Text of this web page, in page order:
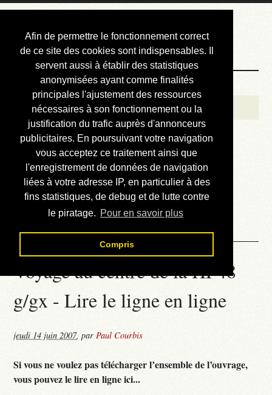
Afin de permettre le fonctionnement correct
de ce site des cookies sont indispensables. Il
servent aussi à établir des statistiques
anonymisées ayant comme finalités
principales l'ajustement des ressources
nécessaires à son fonctionnement ou la
justification du trafic auprès d'annonceurs
publicitaires. En poursuivant votre navigation
vous acceptez ce traitement ainsi que
l'enregistrement de données de navigation
liées à votre adresse IP, en particulier à des
fins statistiques, de debug et de lutte contre
le piratage. Pour en savoir plus
Compris
Courbis, « LE »
Blog Officiel
Bienvenue
Réalisations
Divers (et d’été)
Annonces
Liens externes
Téléchargement
Contact
Voyage au centre de la HP48
g/gx - Lire le ligne en ligne
jeudi 14 juin 2007,parPaul Courbis
Si vous ne voulez pas télécharger l’ensemble de l’ouvrage,
vous pouvez le lire en ligne ici...